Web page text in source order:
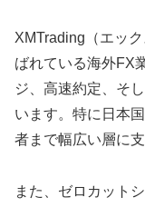
XMTrading（エッ
ばれている海外FX
ジ、高速約定、そ
います。特に日本
者まで幅広い層に
また、ゼロカット